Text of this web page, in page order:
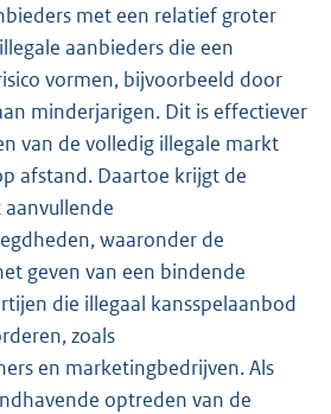
met een relatief groter
aanbieders die een
vormen, bijvoorbeeld door
minderjarigen. Dit is effectiever
van de volledig illegale markt
afstand. Daartoe krijgt de
waaronder de
geven van een bindende
die illegaal kansspelaanbod
zoals
en marketingbedrijven. Als
optreden van de